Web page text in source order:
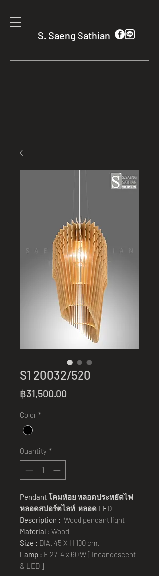
S. Saeng Sathian
S1 20032/520
฿31,500.00
Color *
Quantity *
Pendantโคมห้อย หลอดประหยัดไฟ
หลอดสปอร์ตไลท์ หลอด LED
Description : Wood pendant light
Material : Wood
Size : DIA. 45 X H 100 cm.
Lamp : E 27 4 x 60 W [ Incandescent
& LED ]